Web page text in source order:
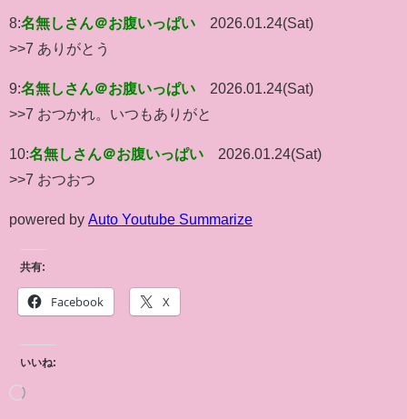
8:名無しさん＠お腹いっぱい
2026.01.24(Sat)
>>7 ありがとう
9:名無しさん＠お腹いっぱい
2026.01.24(Sat)
>>7 おつかれ。いつもありがと
10:名無しさん＠お腹いっぱい
2026.01.24(Sat)
>>7 おつおつ
powered by Auto Youtube Summarize
共有:
Facebook X
いいね: